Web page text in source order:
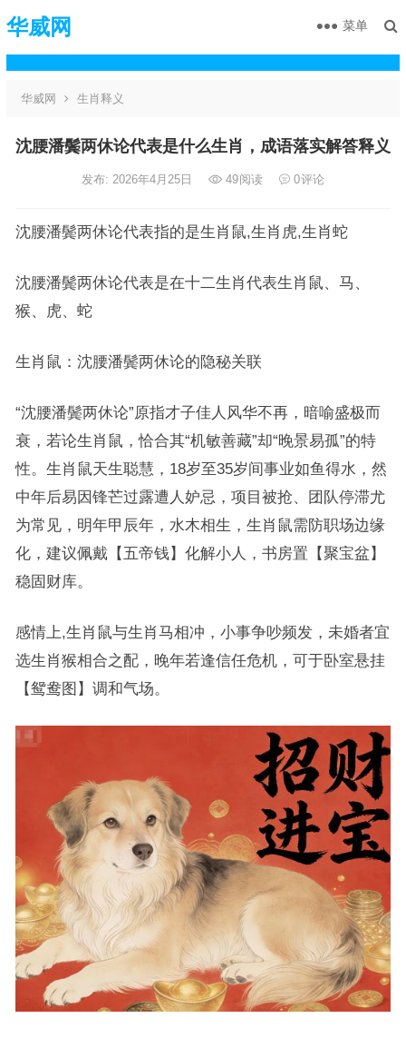
华威网 菜单
华威网 生肖释义
沈腰潘鬓两休论代表是什么生肖，成语落实解答释义
发布: 2026年4月25日 49阅读 0评论
沈腰潘鬓两休论代表指的是生肖鼠,生肖虎,生肖蛇
沈腰潘鬓两休论代表是在十二生肖代表生肖鼠、马、
猴、虎、蛇
生肖鼠：沈腰潘鬓两休论的隐秘关联
“沈腰潘鬓两休论”原指才子佳人风华不再，暗喻盛极而
衰，若论生肖鼠，恰合其“机敏善藏”却“晚景易孤”的特
性。生肖鼠天生聪慧，18岁至35岁间事业如鱼得水，然
中年后易因锋芒过露遭人妒忌，项目被抢、团队停滞尤
为常见，明年甲辰年，水木相生，生肖鼠需防职场边缘
化，建议佩戴【五帝钱】化解小人，书房置【聚宝盆】
稳固财库。
感情上,生肖鼠与生肖马相冲，小事争吵频发，未婚者宜
选生肖猴相合之配，晚年若逢信任危机，可于卧室悬挂
【鸳鸯图】调和气场。